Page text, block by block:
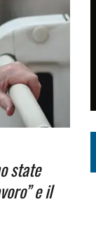
state
e il